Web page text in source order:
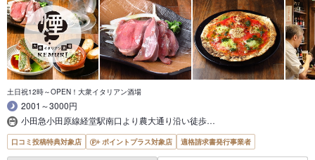
土日祝12時～OPEN！大衆イタリアン酒場
2001～3000円
小田急小田原線経堂駅南口より農大通り沿い徒歩…
口コミ投稿特典対象店 ポイントプラス対象店 適格請求書発行事業者